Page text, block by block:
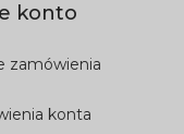
konto
zamówienia
konta